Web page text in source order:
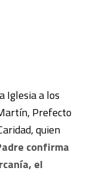
Iglesia a los
Prefecto
quien
confirma
el